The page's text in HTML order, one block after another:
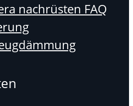
nachrüsten FAQ